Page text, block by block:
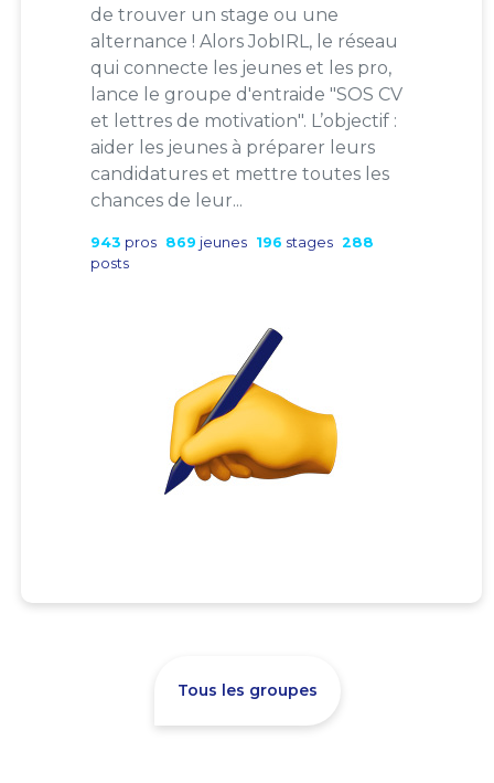
de trouver un stage ou une
alternance ! Alors JobIRL, le réseau
qui connecte les jeunes et les pro,
lance le groupe d'entraide "SOS CV
et lettres de motivation". L’objectif :
aider les jeunes à préparer leurs
candidatures et mettre toutes les
chances de leur...
943 pros 869 jeunes 196 stages 288
posts
Tous les groupes